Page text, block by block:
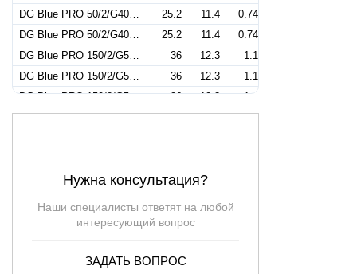
DG Blue PRO 50/2/G40V A1BT5 NC Q NAE 2SIC 10 400 V
25.2 11.4
0.74
DG Blue PRO 50/2/G40V A1BT5 NC Q TRG 2SIC 10 400 V
25.2 11.4
0.74
DG Blue PRO 150/2/G50V A1CM5 NC Q TC 2SIC 10/SH 230 V
36 12.3
1.1
DG Blue PRO 150/2/G50V A1CM5 NC Q TCG 2SIC 10/SH 230 V
36 12.3
1.1
DG Blue PRO 150/2/G50V A1CT5 NC Q NAE 2SIC 10 400 V
36 12.3
1.1
DG Blue PRO 150/2/G50V A1CT5 NC Q TRG 2SIC 10 400 V
36 12.3
1.1
DG Blue PRO 200/2/G50V A1CT5 NC Q NAE 2SIC 10 400 V
43.2 15.3
15.3
Нужна консультация?
Наши специалисты ответят на любой
интересующий вопрос
ЗАДАТЬ ВОПРОС